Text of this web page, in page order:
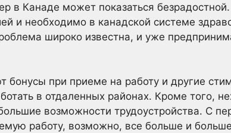
в Канаде может показаться
и необходимо в канадской системе
широко известна, и уже
бонусы при приеме на работу и другие
в отдаленных районах. Кроме того,
возможности трудоустройства. С
работу, возможно, все больше и